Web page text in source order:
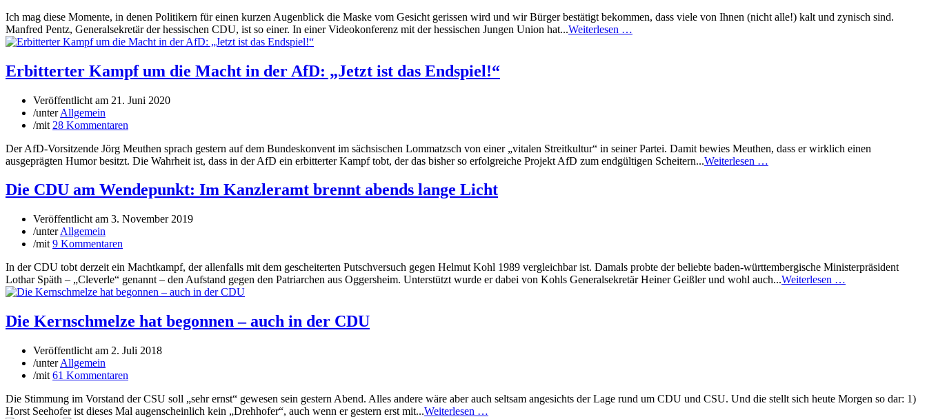
Ich mag diese Momente, in denen Politikern für einen kurzen Augenblick die Maske vom Gesicht gerissen wird und wir Bürger bestätigt bekommen, dass viele von Ihnen (nicht alle!) kalt und zynisch sind.
Manfred Pentz, Generalsekretär der hessischen CDU, ist so einer. In einer Videokonferenz mit der hessischen Jungen Union hat...Weiterlesen …
Erbitterter Kampf um die Macht in der AfD: „Jetzt ist das Endspiel!“
Veröffentlicht am 21. Juni 2020
/unterAllgemein
/mit 28 Kommentaren
Der AfD-Vorsitzende Jörg Meuthen sprach gestern auf dem Bundeskonvent im sächsischen Lommatzsch von einer „vitalen Streitkultur“ in seiner Partei. Damit bewies Meuthen, dass er wirklich einen
ausgeprägten Humor besitzt. Die Wahrheit ist, dass in der AfD ein erbitterter Kampf tobt, der das bisher so erfolgreiche Projekt AfD zum endgültigen Scheitern...Weiterlesen …
Die CDU am Wendepunkt: Im Kanzleramt brennt abends lange Licht
Veröffentlicht am 3. November 2019
/unterAllgemein
/mit 9 Kommentaren
In der CDU tobt derzeit ein Machtkampf, der allenfalls mit dem gescheiterten Putschversuch gegen Helmut Kohl 1989 vergleichbar ist. Damals probte der beliebte baden-württembergische Ministerpräsident
Lothar Späth – „Cleverle“ genannt – den Aufstand gegen den Patriarchen aus Oggersheim. Unterstützt wurde er dabei von Kohls Generalsekretär Heiner Geißler und wohl auch...Weiterlesen …
Die Kernschmelze hat begonnen – auch in der CDU
Veröffentlicht am 2. Juli 2018
/unterAllgemein
/mit 61 Kommentaren
Die Stimmung im Vorstand der CSU soll „sehr ernst“ gewesen sein gestern Abend. Alles andere wäre aber auch seltsam angesichts der Lage rund um CDU und CSU. Und die stellt sich heute Morgen so dar: 1)
Horst Seehofer ist dieses Mal augenscheinlich kein „Drehhofer“, auch wenn er gestern erst mit...Weiterlesen …